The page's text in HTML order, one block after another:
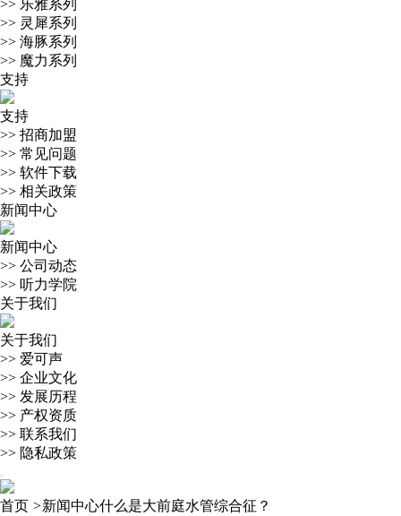
>> 乐雅系列
>> 灵犀系列
>> 海豚系列
>> 魔力系列
支持
支持
>> 招商加盟
>> 常见问题
>> 软件下载
>> 相关政策
新闻中心
新闻中心
>> 公司动态
>> 听力学院
关于我们
关于我们
>> 爱可声
>> 企业文化
>> 发展历程
>> 产权资质
>> 联系我们
>> 隐私政策
首页 >新闻中心什么是大前庭水管综合征？